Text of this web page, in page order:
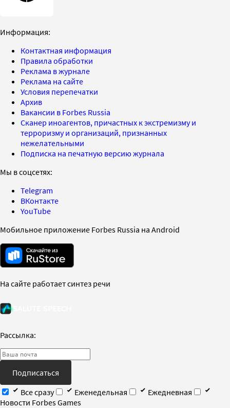
Информация:
Контактная информация
Правила обработки
Реклама в журнале
Реклама на сайте
Условия перепечатки
Архив
Вакансии в Forbes Russia
Сканер иноагентов, причастных к экстремизму и
терроризму и организаций, признанных
нежелательными
Подписка на печатную версию журнала
Мы в соцсетях:
Telegram
ВКонтакте
YouTube
Мобильное приложение Forbes Russia на Android
На сайте работает синтез речи
Рассылка:
Подписаться
Все сразу
Еженедельная
Ежедневная
Новости Forbes Games